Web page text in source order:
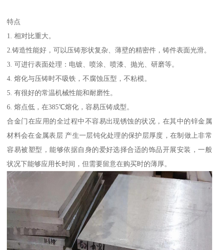
特点
1. 相对比重大。
2.铸造性能好，可以压铸形状复杂、薄壁的精密件，铸件表面光滑。
3. 可进行表面处理：电镀、喷涂、喷漆、抛光、研磨等。
4. 熔化与压铸时不吸铁，不腐蚀压型，不粘模。
5. 有很好的常温机械性能和耐磨性。
6. 熔点低，在385℃熔化，容易压铸成型。
合金门在应用的全过程中不容易出现锈蚀的状况，在其中的锌金属
材料会在金属表层 产生一层钝化处理的保护层厚度，在制做上非常
容易被塑型，能够依据自身的爱好选择合适的饰品开展安装，一般
状况下能够应用长时间，但需要留意在购买时的薄厚。